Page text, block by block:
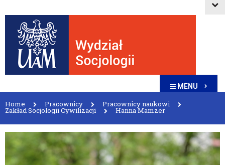
MENU
Home Pracownicy Pracownicy naukowi
Zakład Socjologii Cywilizacji Hanna Mamzer